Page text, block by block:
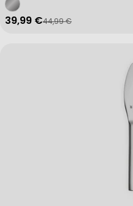
Verkaufspreis
39,99 €
Regulärer Preis
44,99 €